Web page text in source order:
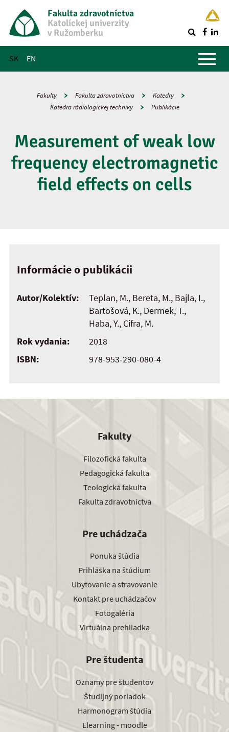
Fakulta zdravotníctva
Katolíckej univerzity
v Ružomberku
SK EN
Hlavné menu
Fakulty Fakulta zdravotníctva
Katedry
Katedra rádiologickej techniky
Publikácie
Measurement of weak low
frequency electromagnetic
field effects on cells
Informácie o publikácii
Autor/Kolektív:
Teplan, M., Bereta, M., Bajla, I.,
Bartošová, K., Dermek, T.,
Haba, Y., Cifra, M.
Rok vydania:
2018
ISBN:
978-953-290-080-4
Fakulty
Filozofická fakulta
Pedagogická fakulta
Teologická fakulta
Fakulta zdravotníctva
Pre uchádzača
Ponuka štúdia
Prihláška na štúdium
Ubytovanie a stravovanie
Kontakt pre uchádzačov
Fotogaléria
Virtuálna prehliadka
Pre študenta
Oznamy pre študentov
Študijný poriadok
Harmonogram štúdia
Elearning - moodle